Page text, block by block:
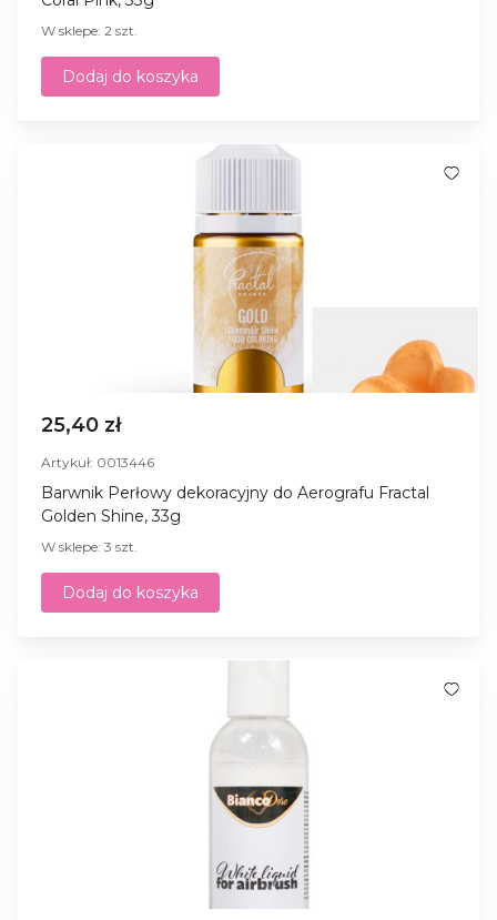
W sklepe: 2 szt.
Dodaj do koszyka
25,40 zł
Artykuł: 0013446
Barwnik Perłowy dekoracyjny do Aerografu Fractal
Golden Shine, 33g
W sklepe: 3 szt.
Dodaj do koszyka